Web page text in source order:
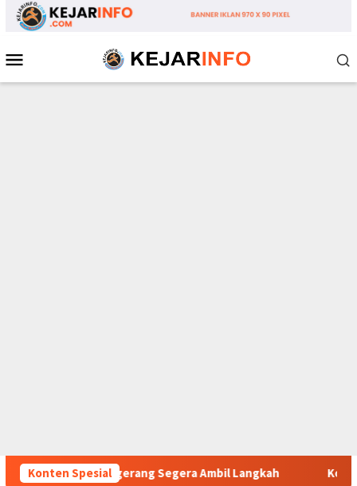
Loncat
Mobile
Konten Spesial
Ambil Langkah Komitmen Polsek Tigaraksa Tindak